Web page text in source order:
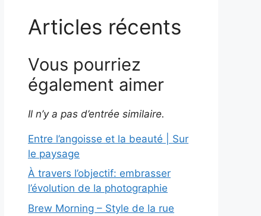
Articles récents
Vous pourriez
également aimer
Il n’y a pas d’entrée similaire.
Entre l’angoisse et la beauté | Sur
le paysage
À travers l’objectif: embrasser
l’évolution de la photographie
Brew Morning – Style de la rue